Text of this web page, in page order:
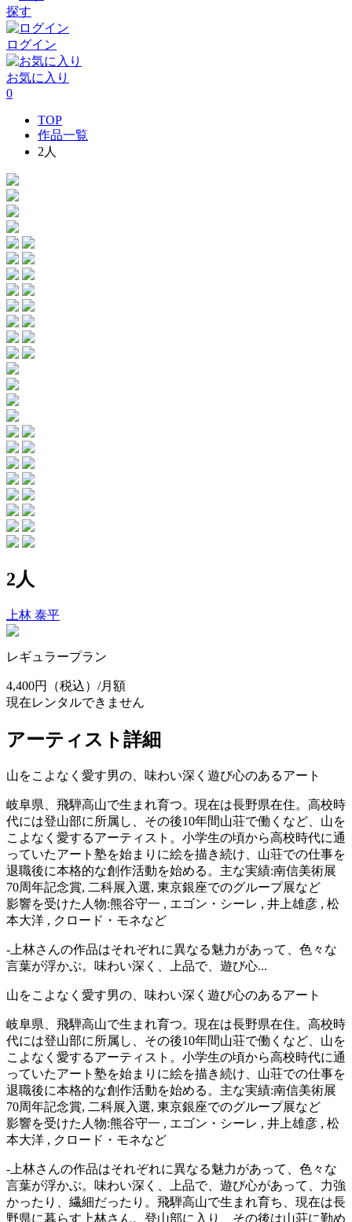
探す
ログイン
お気に入り
0
TOP
作品一覧
2人
2人
上林 泰平
レギュラープラン
4,400円
（税込）/月額
現在レンタルできません
アーティスト詳細
山をこよなく愛す男の、味わい深く遊び心のあるアート
岐阜県、飛騨高山で生まれ育つ。現在は長野県在住。高校時
代には登山部に所属し、その後10年間山荘で働くなど、山を
こよなく愛するアーティスト。小学生の頃から高校時代に通
っていたアート塾を始まりに絵を描き続け、山荘での仕事を
退職後に本格的な創作活動を始める。主な実績:南信美術展
70周年記念賞, 二科展入選, 東京銀座でのグループ展など
影響を受けた人物:熊谷守一 , エゴン・シーレ , 井上雄彦 , 松
本大洋 , クロード・モネなど
-上林さんの作品はそれぞれに異なる魅力があって、色々な
言葉が浮かぶ。味わい深く、上品で、遊び心...
山をこよなく愛す男の、味わい深く遊び心のあるアート
岐阜県、飛騨高山で生まれ育つ。現在は長野県在住。高校時
代には登山部に所属し、その後10年間山荘で働くなど、山を
こよなく愛するアーティスト。小学生の頃から高校時代に通
っていたアート塾を始まりに絵を描き続け、山荘での仕事を
退職後に本格的な創作活動を始める。主な実績:南信美術展
70周年記念賞, 二科展入選, 東京銀座でのグループ展など
影響を受けた人物:熊谷守一 , エゴン・シーレ , 井上雄彦 , 松
本大洋 , クロード・モネなど
-上林さんの作品はそれぞれに異なる魅力があって、色々な
言葉が浮かぶ。味わい深く、上品で、遊び心があって、力強
かったり、繊細だったり。飛騨高山で生まれ育ち、現在は長
野県に暮らす上林さん。登山部に入り、その後は山荘に勤め